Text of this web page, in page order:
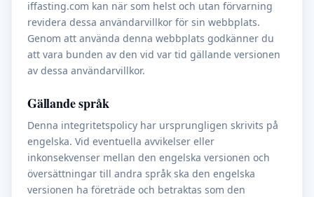
iffasting.com kan när som helst och utan förvarning
revidera dessa användarvillkor för sin webbplats.
Genom att använda denna webbplats godkänner du
att vara bunden av den vid var tid gällande versionen
av dessa användarvillkor.
Gällande språk
Denna integritetspolicy har ursprungligen skrivits på
engelska. Vid eventuella avvikelser eller
inkonsekvenser mellan den engelska versionen och
översättningar till andra språk ska den engelska
versionen ha företräde och betraktas som den